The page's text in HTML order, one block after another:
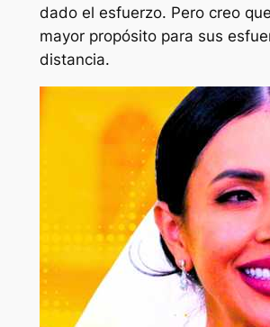
dado el esfuerzo. Pero creo
mayor propósito para sus
distancia.